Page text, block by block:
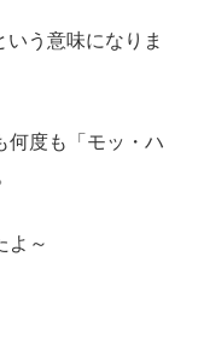
う意味になりま
何度も「モッ・ハ
よ～